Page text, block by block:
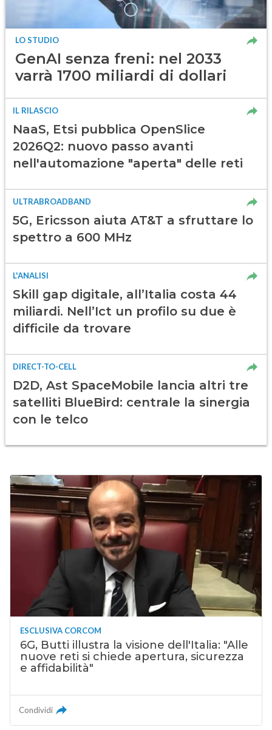
LO STUDIO
GenAI senza freni: nel 2033
varrà 1700 miliardi di dollari
IL RILASCIO
NaaS, Etsi pubblica OpenSlice
2026Q2: nuovo passo avanti
nell'automazione "aperta" delle reti
ULTRABROADBAND
5G, Ericsson aiuta AT&T a sfruttare lo
spettro a 600 MHz
L'ANALISI
Skill gap digitale, all’Italia costa 44
miliardi. Nell’Ict un profilo su due è
difficile da trovare
DIRECT-TO-CELL
D2D, Ast SpaceMobile lancia altri tre
satelliti BlueBird: centrale la sinergia
con le telco
ESCLUSIVA CORCOM
6G, Butti illustra la visione dell'Italia: "Alle
nuove reti si chiede apertura, sicurezza
e affidabilità"
Condividi